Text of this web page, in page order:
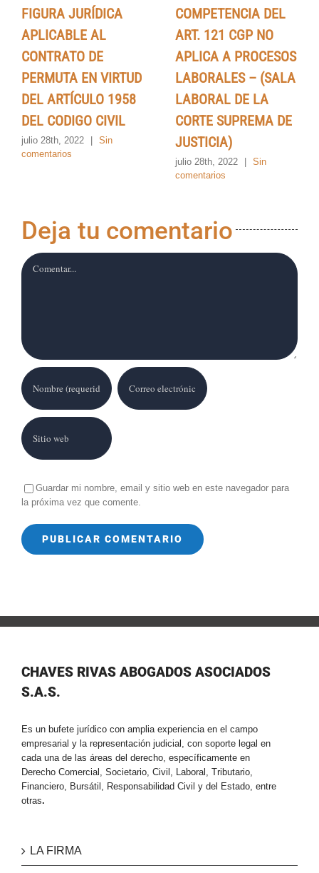
FIGURA JURÍDICA
APLICABLE AL
CONTRATO DE
PERMUTA EN VIRTUD
DEL ARTÍCULO 1958
DEL CODIGO CIVIL
julio 28th, 2022
Sin
comentarios
COMPETENCIA DEL
ART. 121 CGP NO
APLICA A PROCESOS
LABORALES – (SALA
LABORAL DE LA
CORTE SUPREMA DE
JUSTICIA)
julio 28th, 2022
Sin
comentarios
Deja tu comentario
Comentar
Guardar mi nombre, email y sitio web en este navegador para
la próxima vez que comente.
CHAVES RIVAS ABOGADOS ASOCIADOS
S.A.S.
Es un bufete jurídico con amplia experiencia en el campo
empresarial y la representación judicial, con soporte legal en
cada una de las áreas del derecho, específicamente en
Derecho Comercial, Societario, Civil, Laboral, Tributario,
Financiero, Bursátil, Responsabilidad Civil y del Estado, entre
otras.
LA FIRMA